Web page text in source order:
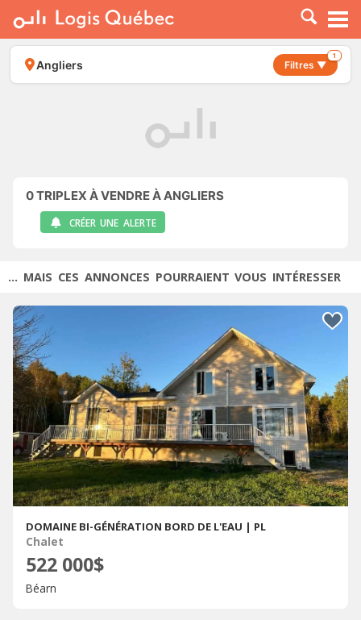
À LOUER
À VENDRE
PLACER UNE ANNONCE
Angliers Filtres ▼
1
0TRIPLEX À VENDRE À ANGLIERS
CRÉER UNE ALERTE
... MAIS CES ANNONCES POURRAIENT VOUS INTÉRESSER
DOMAINE BI-GÉNÉRATION BORD DE L'EAU | PL
Chalet
522 000$
Béarn